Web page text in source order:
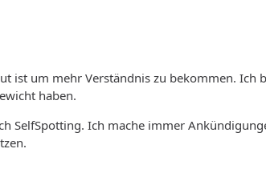
ist um mehr Verständnis zu bekommen.
haben.
SelfSpotting. Ich mache immer